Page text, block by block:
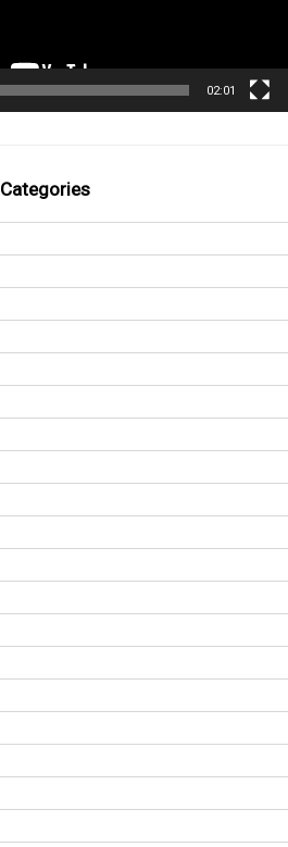
02:01
Categories